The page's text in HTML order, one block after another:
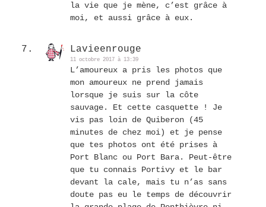
la vie que je mène, c’est grâce à
moi, et aussi grâce à eux.
Lavieenrouge
11 octobre 2017 à 13:39
L’amoureux a pris les photos que
mon amoureux ne prend jamais
lorsque je suis sur la côte
sauvage. Et cette casquette ! Je
vis pas loin de Quiberon (45
minutes de chez moi) et je pense
que tes photos ont été prises à
Port Blanc ou Port Bara. Peut-être
que tu connais Portivy et le bar
devant la cale, mais tu n’as sans
doute pas eu le temps de découvrir